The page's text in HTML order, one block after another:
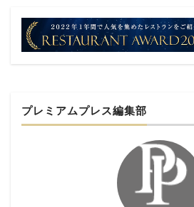
プレミアムプレス編集部